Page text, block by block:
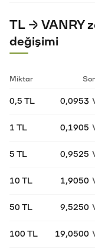
TL → VANRY
değişimi
Miktar
0,5 TL 0,0953
1 TL 0,1905
5 TL 0,9525
10 TL 1,9050
50 TL 9,5250
100 TL 19,0500